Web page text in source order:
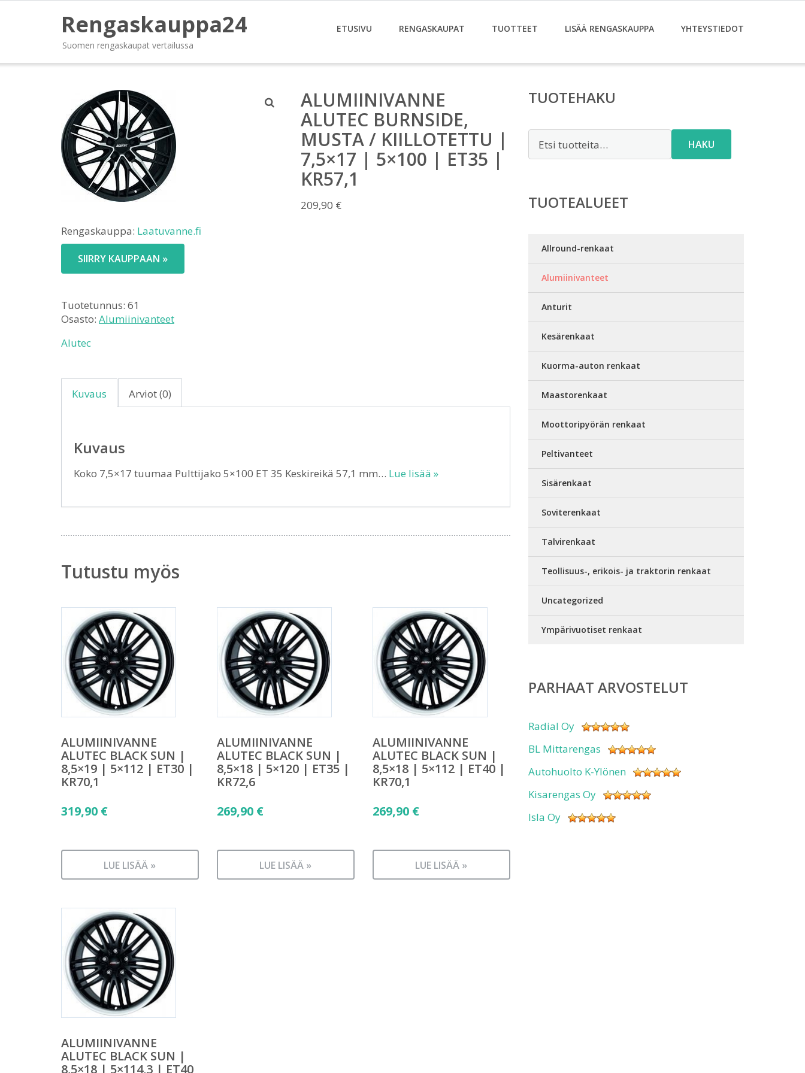
Rengaskauppa24
Suomen rengaskaupat vertailussa
ETUSIVU RENGASKAUPAT TUOTTEET LISÄÄ RENGASKAUPPA YHTEYSTIEDOT
ALUMIINIVANNE
ALUTEC BURNSIDE,
MUSTA / KIILLOTETTU |
7,5×17 | 5×100 | ET35 |
KR57,1
209,90 €
Rengaskauppa: Laatuvanne.fi
SIIRRY KAUPPAAN »
Tuotetunnus: 61
Osasto: Alumiinivanteet
Alutec
Kuvaus Arviot (0)
Kuvaus
Koko 7,5×17 tuumaa Pulttijako 5×100 ET 35 Keskireikä 57,1 mm… Lue lisää »
Tutustu myös
ALUMIINIVANNE
ALUTEC BLACK SUN |
8,5×19 | 5×112 | ET30 |
KR70,1
319,90 €
LUE LISÄÄ »
ALUMIINIVANNE
ALUTEC BLACK SUN |
8,5×18 | 5×120 | ET35 |
KR72,6
269,90 €
LUE LISÄÄ »
ALUMIINIVANNE
ALUTEC BLACK SUN |
8,5×18 | 5×112 | ET40 |
KR70,1
269,90 €
LUE LISÄÄ »
ALUMIINIVANNE
ALUTEC BLACK SUN |
8,5×18 | 5×114,3 | ET40
TUOTEHAKU
HAKU
TUOTEALUEET
Allround-renkaat
Alumiinivanteet
Anturit
Kesärenkaat
Kuorma-auton renkaat
Maastorenkaat
Moottoripyörän renkaat
Peltivanteet
Sisärenkaat
Soviterenkaat
Talvirenkaat
Teollisuus-, erikois- ja traktorin renkaat
Uncategorized
Ympärivuotiset renkaat
PARHAAT ARVOSTELUT
Radial Oy
BL Mittarengas
Autohuolto K-Ylönen
Kisarengas Oy
Isla Oy